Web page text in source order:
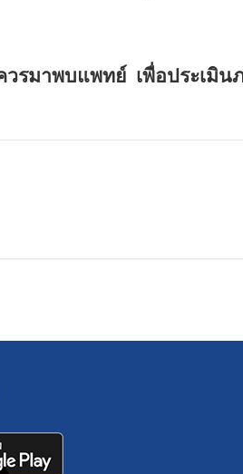
วรมาพบแพทย์ เพื่อประเมิน